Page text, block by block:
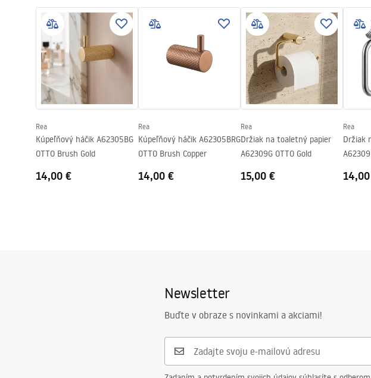
mm
mm
Séria
Záruka
24 mesiacov
Warranty_Terms_and_Conditions_
Accessories_-_24.pdf
Safety_Information_Accessories.pd
f
Rea
Kúpeľňový háčik A62305BG
OTTO Brush Gold
14,00 €
Rea
Kúpeľňový háčik A62305BRG
OTTO Brush Copper
14,00 €
Rea
Držiak na toaletný papier
A62309G OTTO Gold
15,00 €
Rea
Držiak
Newsletter
Buďte v obraze s novinkami a akciami!